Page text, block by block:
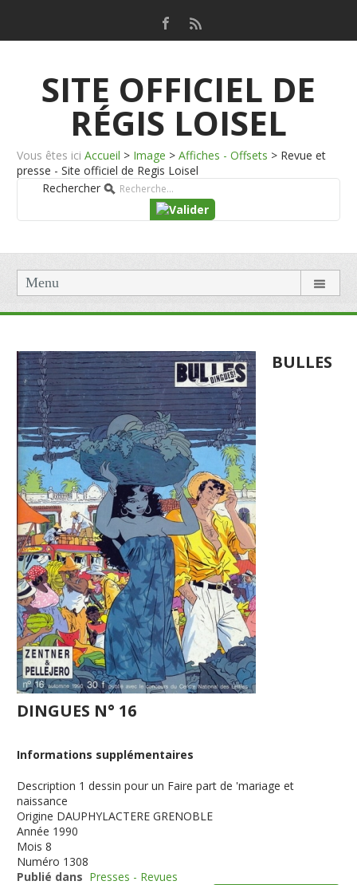
SITE OFFICIEL DE
RÉGIS LOISEL
Vous êtes ici Accueil > Image > Affiches - Offsets > Revue et
presse - Site officiel de Regis Loisel
Rechercher
Menu
BULLES
DINGUES N° 16
Informations supplémentaires
Description 1 dessin pour un Faire part de 'mariage et
naissance
Origine DAUPHYLACTERE GRENOBLE
Année 1990
Mois 8
Numéro 1308
Publié dans Presses - Revues